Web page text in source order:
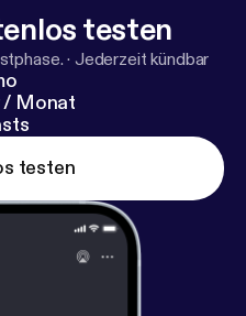
testen
· Jederzeit kündbar
/ Monat
testen